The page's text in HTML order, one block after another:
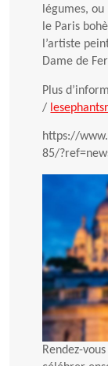
légumes,
le Paris
l’artiste
Dame de
Plus
/
https://
85/
Rendez-